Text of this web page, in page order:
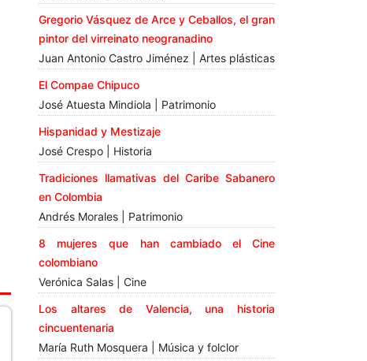
Gregorio Vásquez de Arce y Ceballos, el gran
pintor del virreinato neogranadino
Juan Antonio Castro Jiménez | Artes plásticas
El Compae Chipuco
José Atuesta Mindiola | Patrimonio
Hispanidad y Mestizaje
José Crespo | Historia
Tradiciones llamativas del Caribe Sabanero
en Colombia
Andrés Morales | Patrimonio
8 mujeres que han cambiado el Cine
colombiano
Verónica Salas | Cine
Los altares de Valencia, una historia
cincuentenaria
María Ruth Mosquera | Música y folclor